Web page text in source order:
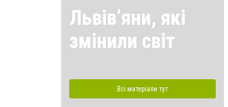
Львівʼяни, які
змінили світ
Всі матеріали тут